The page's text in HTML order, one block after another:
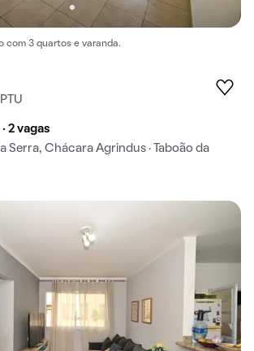
com 3 quartos e varanda.
2 vagas
Serra, Chácara Agrindus · Taboão da